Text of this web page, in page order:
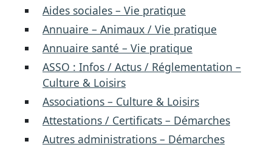
Aides sociales – Vie pratique
Annuaire – Animaux / Vie pratique
Annuaire santé – Vie pratique
ASSO : Infos / Actus / Réglementation –
Culture & Loisirs
Associations – Culture & Loisirs
Attestations / Certificats – Démarches
Autres administrations – Démarches